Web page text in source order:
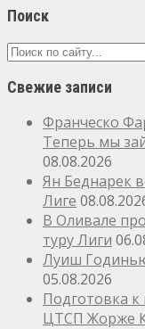
Поиск
Свежие записи
Франческо
Теперь мы
08.08.2026
Ян Беднарек
Лиге
В Оливале
туру Лиги
Луиш Годинью
05.08.2026
Подготовка к
ЦТСП Жорже